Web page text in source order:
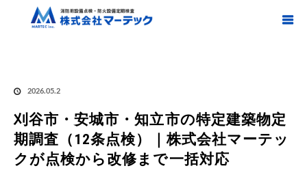
ブログ
刈谷・安城・知立 特定建築物定期調査 / 愛知県刈谷市・安城市・
2026.05.2
刈谷市・安城市・知立市の特定建築物定
期調査（12条点検）｜株式会社マーテッ
クが点検から改修まで一括対応